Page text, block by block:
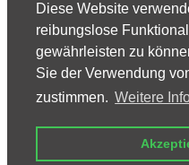
Diese Website
reibungslose
gewährleisten zu
Sie der Verwendung
zustimmen. Weitere